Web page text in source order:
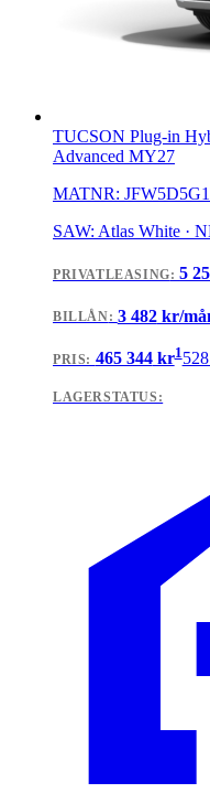
TUCSON Plug-in
Advanced MY27
MATNR:
SAW: Atlas White ·
PRIVATLEASING:5
BILLÅN: 3 482kr/
PRIS: 465 344kr1
LAGERSTATUS: